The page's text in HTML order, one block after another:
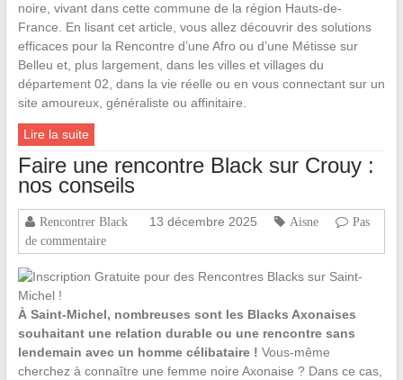
noire, vivant dans cette commune de la région Hauts-de-
France. En lisant cet article, vous allez découvrir des solutions
efficaces pour la Rencontre d’une Afro ou d’une Métisse sur
Belleu et, plus largement, dans les villes et villages du
département 02, dans la vie réelle ou en vous connectant sur un
site amoureux, généraliste ou affinitaire.
Lire la suite
Faire une rencontre Black sur Crouy :
nos conseils
Rencontrer Black 13 décembre 2025 Aisne
Pas
de commentaire
À Saint-Michel, nombreuses sont les Blacks Axonaises
souhaitant une relation durable ou une rencontre sans
lendemain avec un homme célibataire ! Vous-même
cherchez à connaître une femme noire Axonaise ? Dans ce cas,